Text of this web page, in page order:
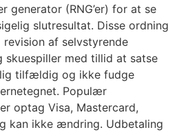
(RNG’er) for at se
slutresultat. Disse ordning
revision af selvstyrende
skuespiller med tillid at satse
tilfældig og ikke fudge
Populær
optag Visa, Mastercard,
kan ikke ændring. Udbetaling